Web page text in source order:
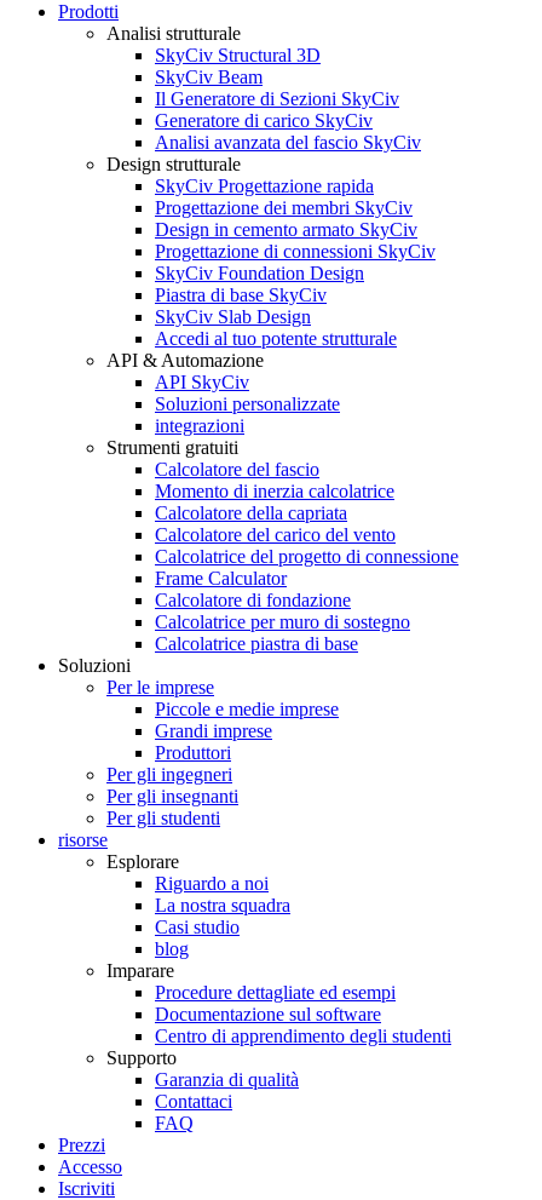
Prodotti
Analisi strutturale
SkyCiv Structural 3D
SkyCiv Beam
Il Generatore di Sezioni SkyCiv
Generatore di carico SkyCiv
Analisi avanzata del fascio SkyCiv
Design strutturale
SkyCiv Progettazione rapida
Progettazione dei membri SkyCiv
Design in cemento armato SkyCiv
Progettazione di connessioni SkyCiv
SkyCiv Foundation Design
Piastra di base SkyCiv
SkyCiv Slab Design
Accedi al tuo potente strutturale
API & Automazione
API SkyCiv
Soluzioni personalizzate
integrazioni
Strumenti gratuiti
Calcolatore del fascio
Momento di inerzia calcolatrice
Calcolatore della capriata
Calcolatore del carico del vento
Calcolatrice del progetto di connessione
Frame Calculator
Calcolatore di fondazione
Calcolatrice per muro di sostegno
Calcolatrice piastra di base
Soluzioni
Per le imprese
Piccole e medie imprese
Grandi imprese
Produttori
Per gli ingegneri
Per gli insegnanti
Per gli studenti
risorse
Esplorare
Riguardo a noi
La nostra squadra
Casi studio
blog
Imparare
Procedure dettagliate ed esempi
Documentazione sul software
Centro di apprendimento degli studenti
Supporto
Garanzia di qualità
Contattaci
FAQ
Prezzi
Accesso
Iscriviti